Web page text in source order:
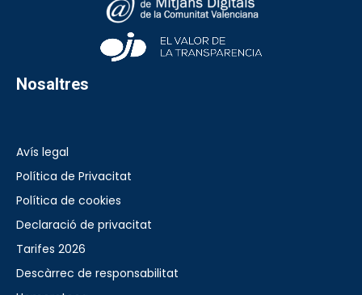
Nosaltres
Avís legal
Política de Privacitat
Política de cookies
Declaració de privacitat
Tarifes 2026
Descàrrec de responsabilitat